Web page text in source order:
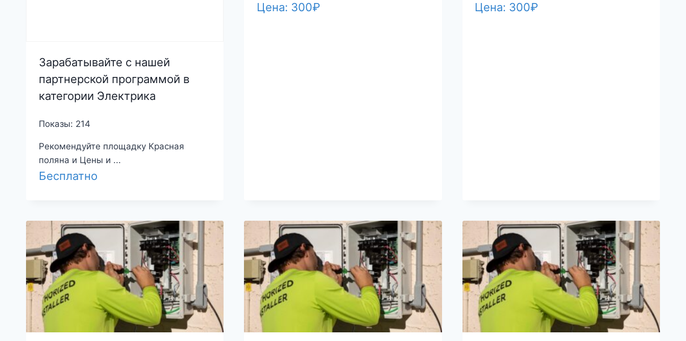
Зарабатывайте с нашей
партнерской программой в
категории Электрика
Показы: 214
Рекомендуйте площадку Красная
поляна и Цены и ...
Бесплатно
Цена: 300₽ Цена: 300₽